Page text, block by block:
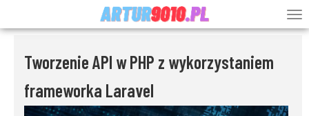
Tworzenie API w PHP z wykorzystaniem
frameworka Laravel